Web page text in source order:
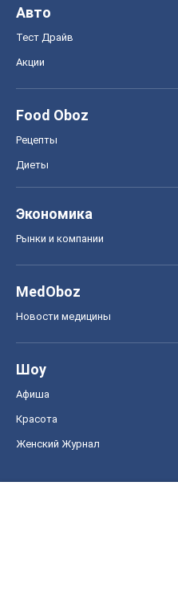
Авто
Тест Драйв
Акции
Food Oboz
Рецепты
Диеты
Экономика
Рынки и компании
MedOboz
Новости медицины
Шоу
Афиша
Красота
Женский Журнал